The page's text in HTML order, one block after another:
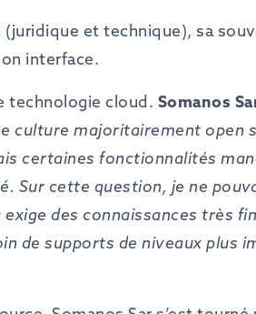
et technique), sa
interface.
technologie cloud. Somanos
culture majoritairement open
certaines fonctionnalités
Sur cette question, je ne
exige des connaissances très
de supports de niveaux plus